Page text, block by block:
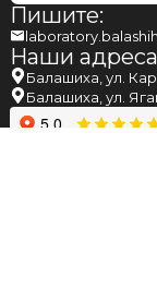
Пишите:
Наши
Балашиха, ул.
Балашиха, ул.